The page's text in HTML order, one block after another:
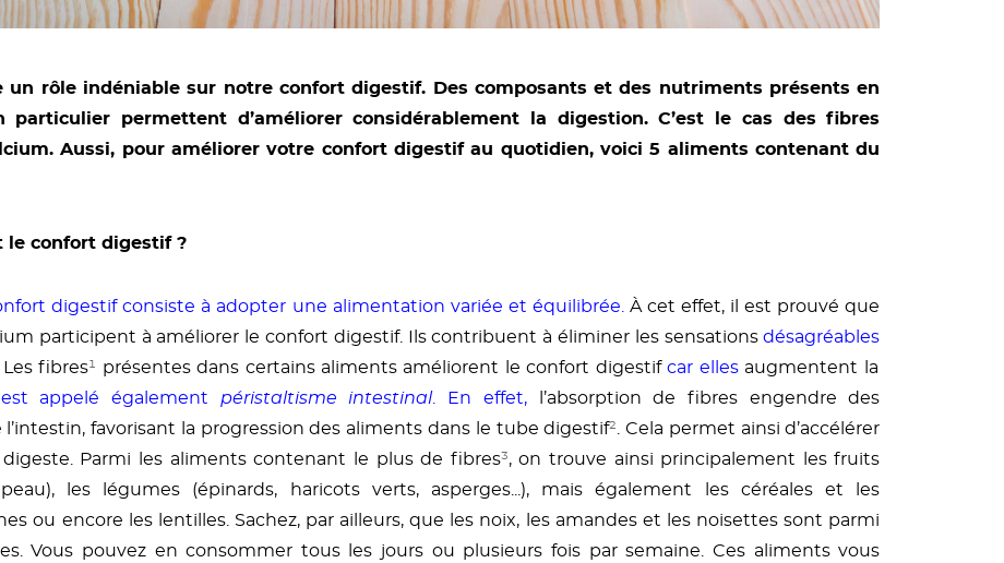
un rôle indéniable sur notre confort digestif. Des composants et des nutriments présents en
permettent d’améliorer considérablement la digestion. C’est le cas des fibres
Aussi, pour améliorer votre confort digestif au quotidien, voici 5 aliments contenant du
le confort digestif ?
digestif consiste à adopter une alimentation variée et équilibrée.À cet effet, il est prouvé que
participent à améliorer le confort digestif. Ils contribuent à éliminer les sensationsdésagréables
fibres¹ présentes dans certains aliments améliorent le confort digestifcar elles augmentent la
appelé également péristaltisme intestinal. En effet, l’absorption de fibres engendre des
favorisant la progression des aliments dans le tube digestif². Cela permet ainsi d’accélérer
Parmi les aliments contenant le plus de fibres³, on trouve ainsi principalement les fruits
les légumes (épinards, haricots verts, asperges...), mais également les céréales et les
ou encore les lentilles. Sachez, par ailleurs, que les noix, les amandes et les noisettes sont parmi
Vous pouvez en consommer tous les jours ou plusieurs fois par semaine. Ces aliments vous